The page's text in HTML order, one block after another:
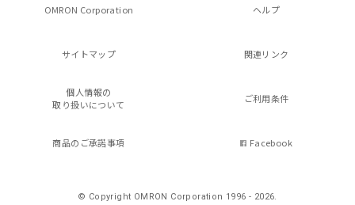
OMRON Corporation ヘルプ
サイトマップ 関連リンク
個人情報の
取り扱いについて
ご利用条件
商品のご承諾事項 Facebook
© Copyright OMRON Corporation 1996 - 2026.